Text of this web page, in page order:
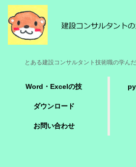
とある建設コンサルタント技術職の学ん
Word・Excelの技
ダウンロード
お問い合わせ